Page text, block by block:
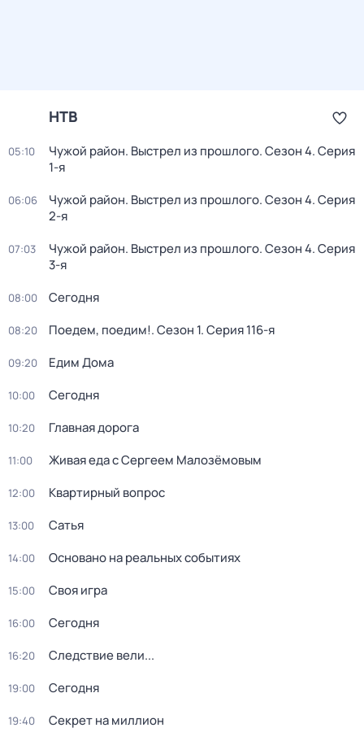
НТВ
05:10 Чужой район. Выстрел из прошлого. Сезон 4. Серия
1-я
06:06 Чужой район. Выстрел из прошлого. Сезон 4. Серия
2-я
07:03 Чужой район. Выстрел из прошлого. Сезон 4. Серия
3-я
08:00 Сегодня
08:20 Поедем, поедим!. Сезон 1. Серия 116-я
09:20 Едим Дома
10:00 Сегодня
10:20 Главная дорога
11:00 Живая еда с Сергеем Малозёмовым
12:00 Квартирный вопрос
13:00 Сатья
14:00 Основано на реальных событиях
15:00 Своя игра
16:00 Сегодня
16:20 Следствие вели...
19:00 Сегодня
19:40 Секрет на миллион